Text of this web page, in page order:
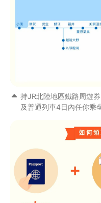
持JR北陸地區鐵路周遊
及普通列車4日內任你乘